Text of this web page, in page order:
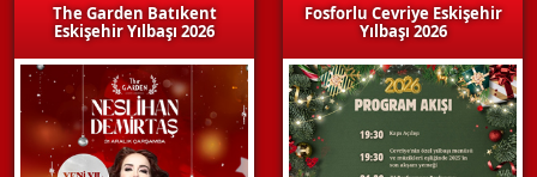
The Garden Batıkent
Eskişehir Yılbaşı 2026
Fosforlu Cevriye Eskişehir
Yılbaşı 2026